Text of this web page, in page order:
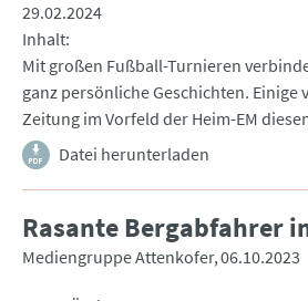
29.02.2024
Inhalt
Mit großen Fußball-Turnieren
ganz persönliche Geschichten. Einige
Zeitung im Vorfeld der Heim-EM
Datei herunterladen
Rasante Bergabfahrer
Mediengruppe Attenkofer 06.10.2023